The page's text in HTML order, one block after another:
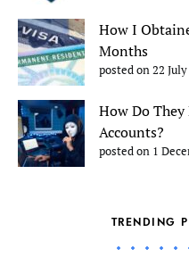
How I
Months
posted on 22
How Do
Accounts?
posted on 1
TRENDING